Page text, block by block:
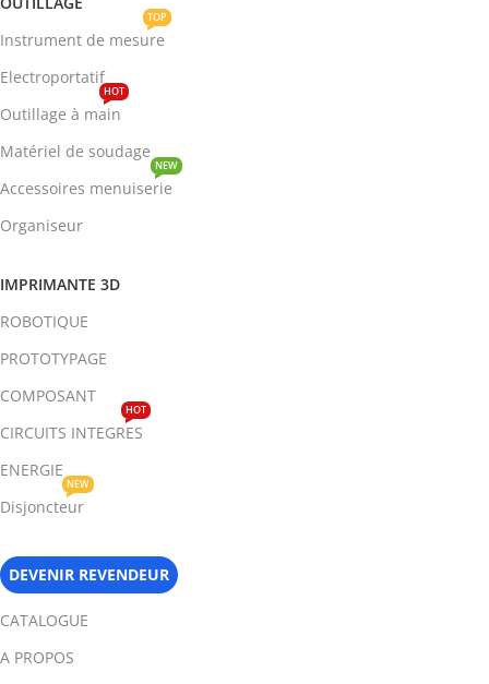
Instrument de mesure
TOP
Electroportatif
Outillage à main
HOT
Matériel de soudage
Accessoires menuiserie
NEW
Organiseur
IMPRIMANTE 3D
ROBOTIQUE
PROTOTYPAGE
COMPOSANT
CIRCUITS INTEGRES
HOT
ENERGIE
Disjoncteur
NEW
DEVENIR REVENDEUR
CATALOGUE
A PROPOS